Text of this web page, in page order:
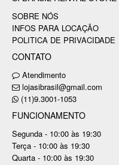
SOBRE NÓS
INFOS PARA LOCAÇÃO
POLITICA DE PRIVACIDADE
CONTATO
Atendimento
lojasibrasil@gmail.com
(11)9.3001-1053
FUNCIONAMENTO
Segunda - 10:00 às 19:30
Terça - 10:00 às 19:30
Quarta - 10:00 às 19:30